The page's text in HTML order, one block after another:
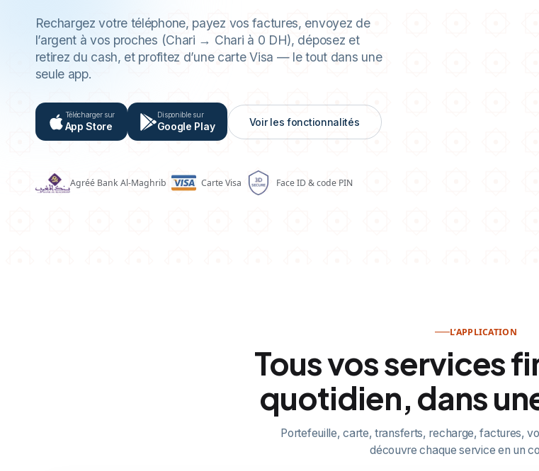
vos paiements de factures
Rechargez votre téléphone, payez vos factures, envoyez de
l’argent à vos proches (Chari → Chari à 0 DH), déposez et
retirez du cash, et profitez d’une carte Visa — le tout dans une
seule app.
Télécharger sur
App Store
Disponible sur
Google Play Voir les fonctionnalités
Agréé Bank Al-Maghrib Carte Visa Face ID & code PIN
L’APPLICATION
Tous vos services
quotidien, dans
Portefeuille, carte, transferts, recharge, factures,
découvre chaque service en un